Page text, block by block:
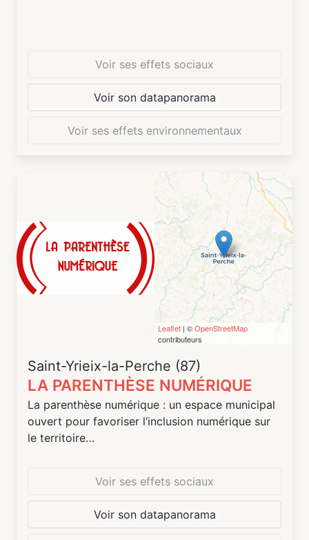
Voir ses effets sociaux
Voir son datapanorama
Voir ses effets environnementaux
Leaflet | ©OpenStreetMap
contributeurs
Saint-Yrieix-la-Perche (87)
LA PARENTHÈSE NUMÉRIQUE
La parenthèse numérique : un espace municipal
ouvert pour favoriser l’inclusion numérique sur
le territoire
générationnel, outre les solutions proposées
pour vous connecter, imprimer ou numériser,
vous trouverez un accompagnement pour vos
Voir ses effets sociaux
Voir son datapanorama